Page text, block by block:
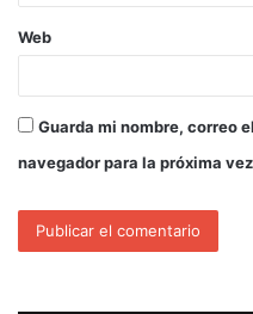
Web
Guarda mi nombre, correo
navegador para la próxima